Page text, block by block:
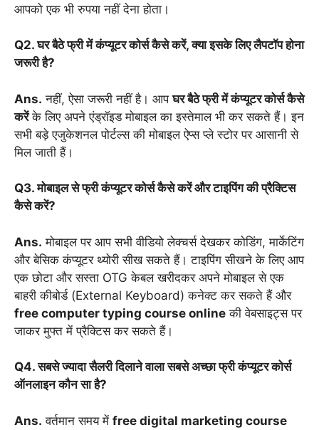
आपको एक भी रुपया नहीं देना होता।
Q2. घर बैठे फ्री में कंप्यूटर कोर्स कैसे करें, क्या इसके लिए लैपटॉप होना
जरूरी है?
Ans. नहीं, ऐसा जरूरी नहीं है। आपघर बैठे फ्री में कंप्यूटर कोर्स कैसे
करेंके लिए अपने एंड्रॉइड मोबाइल का इस्तेमाल भी कर सकते हैं। इन
सभी बड़े एजुकेशनल पोर्टल्स की मोबाइल ऐप्स प्ले स्टोर पर आसानी से
मिल जाती हैं।
Q3. मोबाइल से फ्री कंप्यूटर कोर्स कैसे करें और टाइपिंग की प्रैक्टिस
कैसे करें?
Ans. मोबाइल पर आप सभी वीडियो लेक्चर्स देखकर कोडिंग, मार्केटिंग
और बेसिक कंप्यूटर थ्योरी सीख सकते हैं। टाइपिंग सीखने के लिए आप
एक छोटा और सस्ता OTG केबल खरीदकर अपने मोबाइल से एक
बाहरी कीबोर्ड (External Keyboard) कनेक्ट कर सकते हैं और
free computer typing course online की वेबसाइट्स पर
जाकर मुफ्त में प्रैक्टिस कर सकते हैं।
Q4. सबसे ज्यादा सैलरी दिलाने वाला सबसे अच्छा फ्री कंप्यूटर कोर्स
ऑनलाइन कौन सा है?
Ans. वर्तमान समय में free digital marketing course